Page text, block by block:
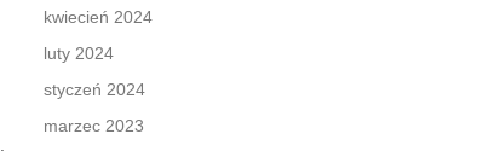
kwiecień 2024
luty 2024
styczeń 2024
marzec 2023